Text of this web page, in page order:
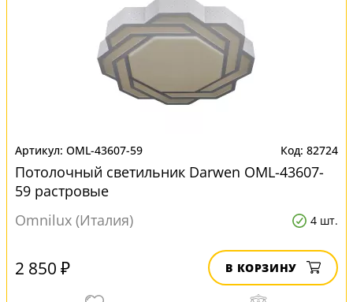
OML-43607-59 82724
Потолочный светильник Darwen OML-43607-
59 растровые
Omnilux (Италия)
4 шт.
2 850 ₽ В КОРЗИНУ